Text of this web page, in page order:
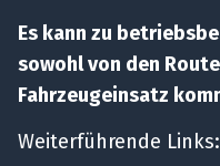
Es kann zu
sowohl von den
Fahrzeugeinsatz
Weiterführende Links: